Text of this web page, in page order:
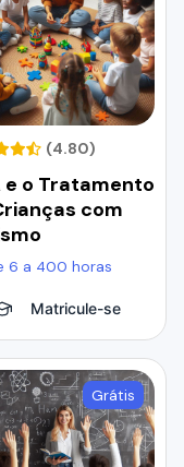
(4.80)
e o Tratamento
com
6 a 400 horas
Matricule-se
Grátis